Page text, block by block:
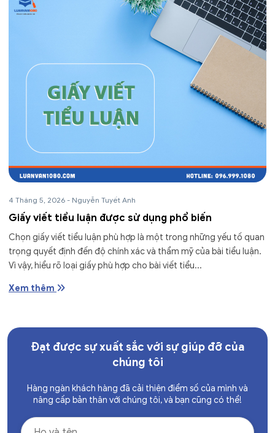
4 Tháng 5, 2026 - Nguyễn Tuyết Anh
Giấy viết tiểu luận được sử dụng phổ biến
Chọn giấy viết tiểu luận phù hợp là một trong những yếu tố quan
trọng quyết định đến độ chính xác và thẩm mỹ của bài tiểu luận.
Vì vậy, hiểu rõ loại giấy phù hợp cho bài viết tiểu...
Xem thêm
Đạt được sự xuất sắc với sự giúp đỡ của
chúng tôi
Hàng ngàn khách hàng đã cải thiện điểm số của mình và
nâng cấp bản thân với chúng tôi, và bạn cũng có thể!